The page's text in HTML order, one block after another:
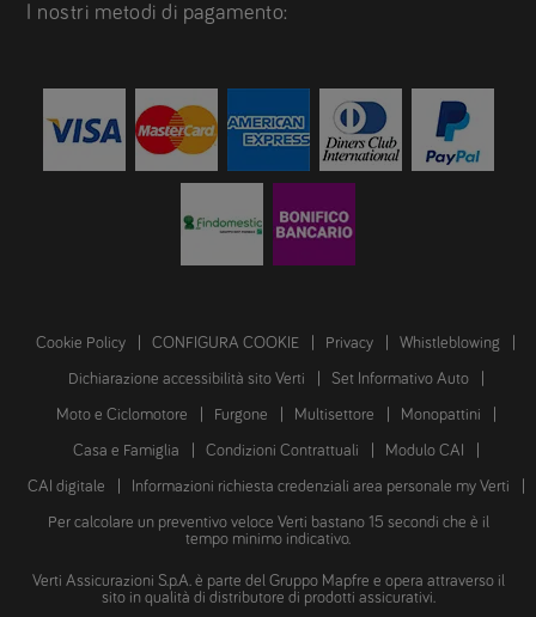
I nostri metodi di pagamento:
Cookie Policy CONFIGURA COOKIE Privacy Whistleblowing
Dichiarazione accessibilità sito Verti Set Informativo Auto
Moto e Ciclomotore Furgone Multisettore Monopattini
Casa e Famiglia Condizioni Contrattuali Modulo CAI
CAI digitale Informazioni richiesta credenziali area personale my Verti
Per calcolare un preventivo veloce Verti bastano 15 secondi che è il
tempo minimo indicativo.
Verti Assicurazioni S.p.A. è parte del Gruppo Mapfre e opera attraverso il
sito in qualità di distributore di prodotti assicurativi.